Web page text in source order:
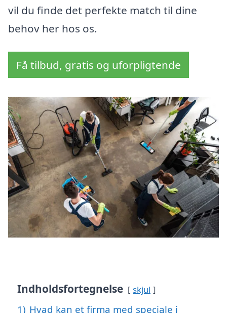
vil du finde det perfekte match til dine
behov her hos os.
Få tilbud, gratis og uforpligtende
Indholdsfortegnelse skjul
1) Hvad kan et firma med speciale i